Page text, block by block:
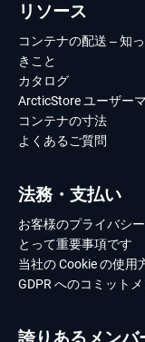
リソース
コンテナの配送 – 知
きこと
カタログ
ArcticStore ユーザー
コンテナの寸法
よくあるご質問
法務・支払い
お客様のプライバシ
とって重要事項です
当社の Cookie の使用
GDPR へのコミットメ